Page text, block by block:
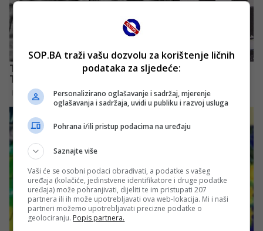
SOP.BA traži vašu dozvolu za korištenje ličnih
podataka za sljedeće:
Personalizirano oglašavanje i sadržaj, mjerenje
oglašavanja i sadržaja, uvidi u publiku i razvoj usluga
Pohrana i/ili pristup podacima na uređaju
Saznajte više
Vaši će se osobni podaci obrađivati, a podatke s vašeg
uređaja (kolačiće, jedinstvene identifikatore i druge podatke
uređaja) može pohranjivati, dijeliti te im pristupati 207
partnera ili ih može upotrebljavati ova web-lokacija. Mi i naši
partneri možemo upotrebljavati precizne podatke o
geolociranju. Popis partnera.